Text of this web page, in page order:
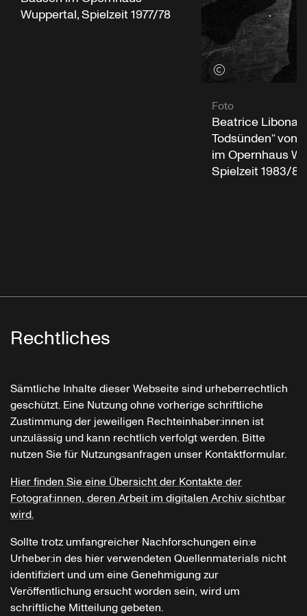
Wuppertal, Spielzeit 1977/78
Credits öffnen
Foto
Beatrice Libonati
Todsünden“ von
im Opernhaus
Spielzeit 1983/84
Rechtliches
Sämtliche Inhalte dieser Webseite sind urheberrechtlich
geschützt. Eine Nutzung ohne vorherige schriftliche
Zustimmung der jeweiligen Rechteinhaber:innen ist
unzulässig und kann rechtlich verfolgt werden. Bitte
nutzen Sie für Nutzungsanfragen unser Kontaktformular.
Hier finden Sie eine Übersicht der Kontakte der
Fotograf:innen, deren Arbeit im digitalen Archiv sichtbar
wird.
Sollte trotz umfangreicher Nachforschungen ein:e
Urheber:in des hier verwendeten Quellenmaterials nicht
identifiziert und um eine Genehmigung zur
Veröffentlichung ersucht worden sein, wird um
schriftliche Mitteilung gebeten.